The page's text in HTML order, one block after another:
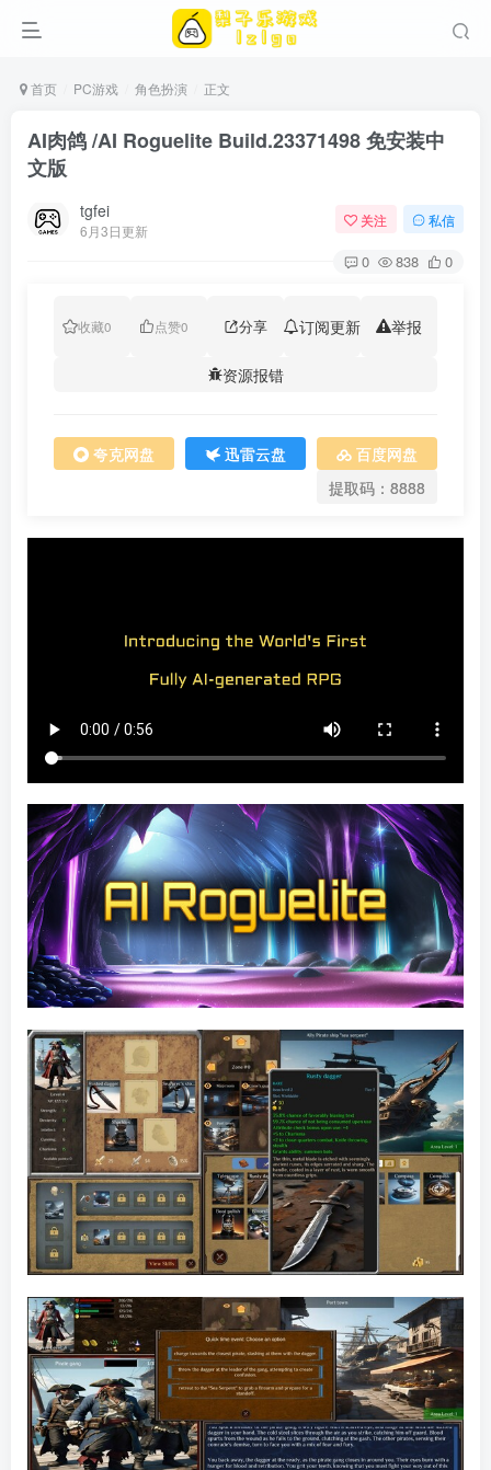
首页 PC游戏 角色扮演 正文
AI肉鸽 /AI Roguelite Build.23371498 免安装中
文版
tgfei
6月3日更新
关注 私信
0 838 0
收藏0 点赞0 分享 订阅更新 举报
资源报错
夸克网盘 迅雷云盘
百度网盘
提取码：8888